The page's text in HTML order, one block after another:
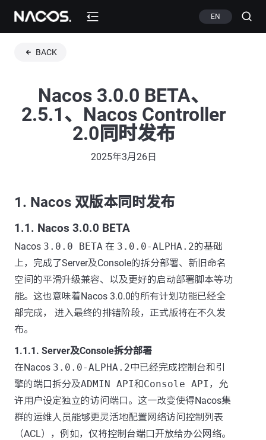
EN
BACK
Nacos 3.0.0 BETA、
2.5.1、Nacos Controller
2.0同时发布
2025年3月26日
1. Nacos 双版本同时发布
1.1. Nacos 3.0.0 BETA
Nacos 3.0.0 BETA 在 3.0.0-ALPHA.2的基础
上，完成了Server及Console的拆分部署、新旧命名
空间的平滑升级兼容、以及更好的启动部署脚本等功
能。这也意味着Nacos 3.0.0的所有计划功能已经全
部完成， 进入最终的排错阶段，正式版将在不久发
布。
1.1.1. Server及Console拆分部署
在Nacos 3.0.0-ALPHA.2中已经完成控制台和引
擎的端口拆分及ADMIN API和Console API ，允
许用户设定独立的访问端口。这一改变使得Nacos集
群的运维人员能够更灵活地配置网络访问控制列表
（ACL），例如，仅将控制台端口开放给办公网络。